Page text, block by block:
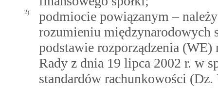
2)
podmiocie powiązanym –
rozumieniu międzynarodowych
podstawie rozporządzenia
Rady z dnia 19 lipca 2002 r. w
standardów rachunkowości